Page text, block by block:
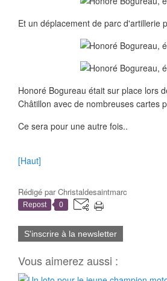
Et un déplacement de parc d'artillerie
Honoré Bogureau était sur place lors
Châtillon avec de nombreuses cartes
Ce sera pour une autre fois..
[Haut]
Rédigé parChristaldesaintmarc
Repost 0
S'inscrire à la newsletter
Vous aimerez aussi :